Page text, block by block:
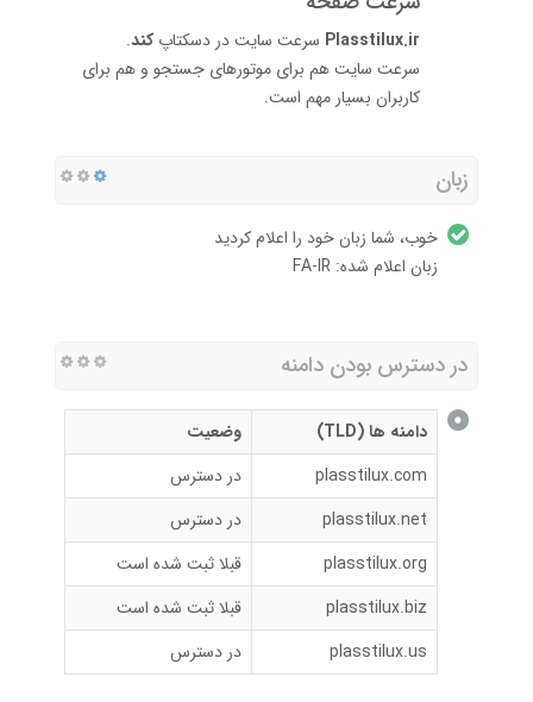
Plasstilux.ir سرعت سایت در دسکتاپکند.
سرعت سایت هم برای موتورهای جستجو و هم برای
کاربران بسیار مهم است.
زبان
خوب، شما زبان خود را اعلام کردید
زبان اعلام شده: FA-IR
در دسترس بودن دامنه
دامنه ها (TLD)
وضعیت
plasstilux.com
در دسترس
plasstilux.net
در دسترس
plasstilux.org
قبلا ثبت شده است
plasstilux.biz
قبلا ثبت شده است
plasstilux.us
در دسترس